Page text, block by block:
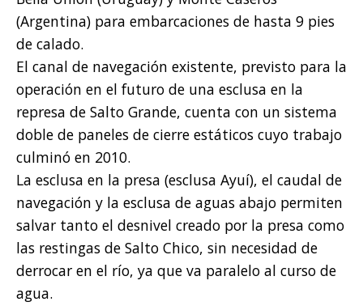
(Argentina) para embarcaciones de hasta 9 pies
de calado.
El canal de navegación existente, previsto para la
operación en el futuro de una esclusa en la
represa de Salto Grande, cuenta con un sistema
doble de paneles de cierre estáticos cuyo trabajo
culminó en 2010.
La esclusa en la presa (esclusa Ayuí), el caudal de
navegación y la esclusa de aguas abajo permiten
salvar tanto el desnivel creado por la presa como
las restingas de Salto Chico, sin necesidad de
derrocar en el río, ya que va paralelo al curso de
agua.